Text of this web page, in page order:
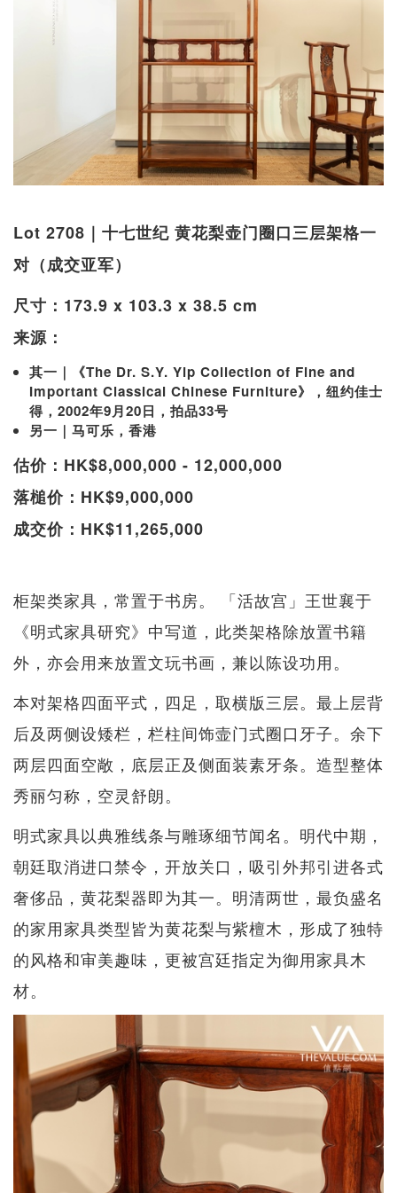
Lot 2708｜十七世纪 黄花梨壶门圈口三层架格一
对（成交亚军）
尺寸：173.9 x 103.3 x 38.5 cm
来源：
其一｜《The Dr. S.Y. Yip Collection of Fine and
Important Classical Chinese Furniture》，纽约佳士
得，2002年9月20日，拍品33号
另一｜马可乐，香港
估价：HK$8,000,000 - 12,000,000
落槌价：HK$9,000,000
成交价：HK$11,265,000
柜架类家具，常置于书房。 「活故宫」王世襄于
《明式家具研究》中写道，此类架格除放置书籍
外，亦会用来放置文玩书画，兼以陈设功用。
本对架格四面平式，四足，取横版三层。最上层背
后及两侧设矮栏，栏柱间饰壸门式圈口牙子。余下
两层四面空敞，底层正及侧面装素牙条。造型整体
秀丽匀称，空灵舒朗。
明式家具以典雅线条与雕琢细节闻名。明代中期，
朝廷取消进口禁令，开放关口，吸引外邦引进各式
奢侈品，黄花梨器即为其一。明清两世，最负盛名
的家用家具类型皆为黄花梨与紫檀木，形成了独特
的风格和审美趣味，更被宫廷指定为御用家具木
材。